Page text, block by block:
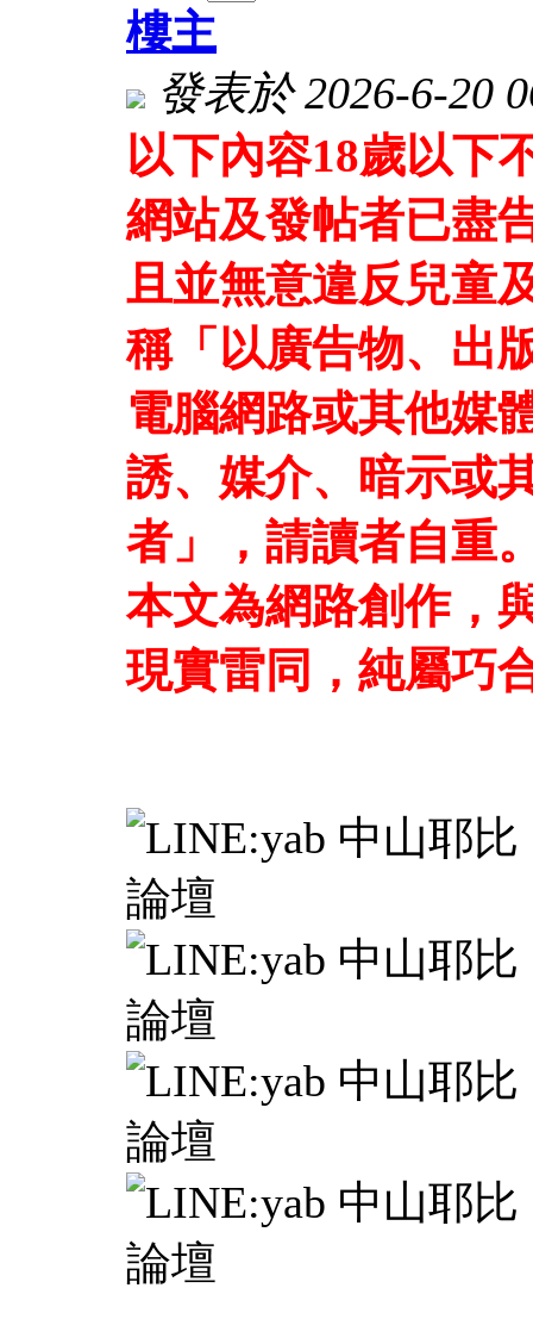
樓主
發表於 2026-6-20
以下內容18歲以下
網站及發帖者已盡
且並無意違反兒童
稱「以廣告物、出
電腦網路或其他媒
誘、媒介、暗示或
者」，請讀者自重
本文為網路創作，
現實雷同，純屬巧